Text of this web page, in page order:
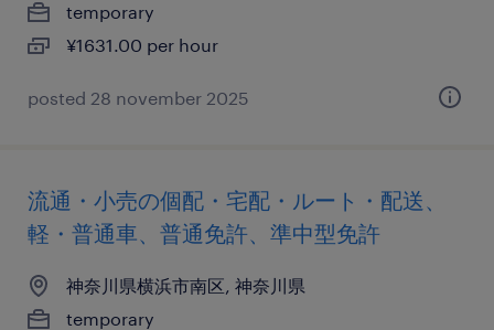
temporary
¥1631.00 per hour
posted 28 november 2025
流通・小売の個配・宅配・ルート・配送、
軽・普通車、普通免許、準中型免許
神奈川県横浜市南区, 神奈川県
temporary